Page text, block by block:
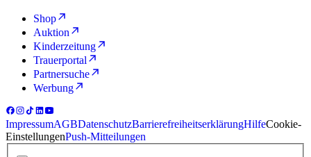
Shop
Auktion
Kinderzeitung
Trauerportal
Partnersuche
Werbung
ImpressumAGBDatenschutzBarrierefreiheitserklärungHilfeCookie-
EinstellungenPush-Mitteilungen